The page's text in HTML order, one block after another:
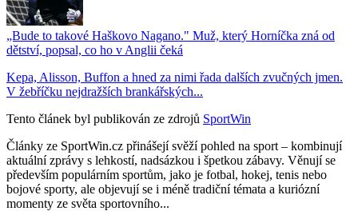
„Bude to takové Haškovo Nagano." Muž, který Horníčka zná od
dětství, popsal, co ho v Anglii čeká
Kepa, Alisson, Buffon a hned za nimi řada dalších zvučných jmen.
V žebříčku nejdražších brankářských...
Tento článek byl publikován ze zdrojů SportWin
Články ze SportWin.cz přinášejí svěží pohled na sport – kombinují
aktuální zprávy s lehkostí, nadsázkou i špetkou zábavy. Věnují se
především populárním sportům, jako je fotbal, hokej, tenis nebo
bojové sporty, ale objevují se i méně tradiční témata a kuriózní
momenty ze světa sportovního...